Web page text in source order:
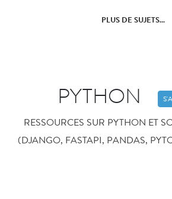
PLUS DE SUJETS...
PYTHON
RESSOURCES SUR PYTHON ET
(DJANGO, FASTAPI, PANDAS,